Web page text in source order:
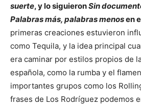
suerte, y lo siguieronSin
Palabras más, palabras menosen
primeras creaciones estuvieron
como Tequila, y la idea principal
era caminar por estilos propios de
española, como la rumba y el
importantes grupos como los
frases de Los Rodríguez podemos